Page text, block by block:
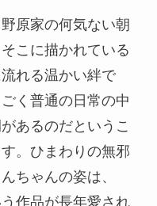
原家の何気ない朝
こに描かれている
れる温かい絆で
く普通の日常の中
あるのだというこ
。ひまわりの無邪
ちゃんの姿は、
作品が長年愛され